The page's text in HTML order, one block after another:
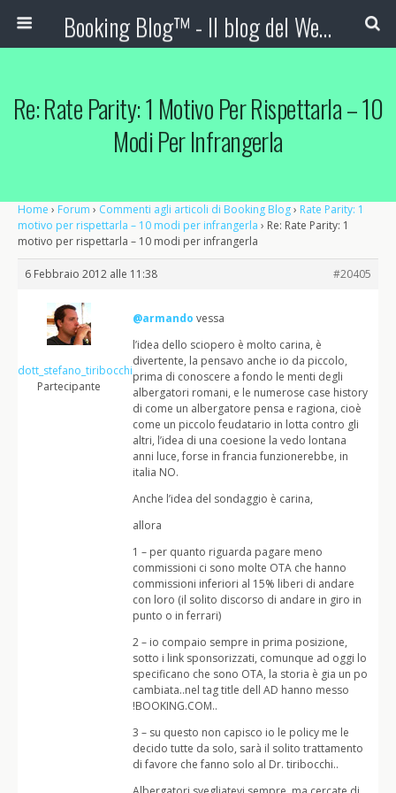
Booking Blog™ - Il blog del Web Marketing Turistico
Re: Rate Parity: 1 Motivo Per Rispettarla – 10
Modi Per Infrangerla
Home › Forum › Commenti agli articoli di Booking Blog› Rate Parity: 1
motivo per rispettarla – 10 modi per infrangerla › Re: Rate Parity: 1
motivo per rispettarla – 10 modi per infrangerla
6 Febbraio 2012 alle 11:38 #20405
dott_stefano_tiribocchi
Partecipante
@armando vessa
l’idea dello sciopero è molto carina, è
divertente, la pensavo anche io da piccolo,
prima di conoscere a fondo le menti degli
albergatori romani, e le numerose case history
di come un albergatore pensa e ragiona, cioè
come un piccolo feudatario in lotta contro gli
altri, l’idea di una coesione la vedo lontana
anni luce, forse in francia funzionerebbe, in
italia NO.
Anche l’idea del sondaggio è carina,
allora
1 – per quanto riguarda pagare meno
commissioni ci sono molte OTA che hanno
commissioni inferiori al 15% liberi di andare
con loro (il solito discorso di andare in giro in
punto o in ferrari)
2 – io compaio sempre in prima posizione,
sotto i link sponsorizzati, comunque ad oggi lo
specificano che sono OTA, la storia è gia un po
cambiata..nel tag title dell AD hanno messo
!BOOKING.COM..
3 – su questo non capisco io le policy me le
decido tutte da solo, sarà il solito trattamento
di favore che fanno solo al Dr. tiribocchi..